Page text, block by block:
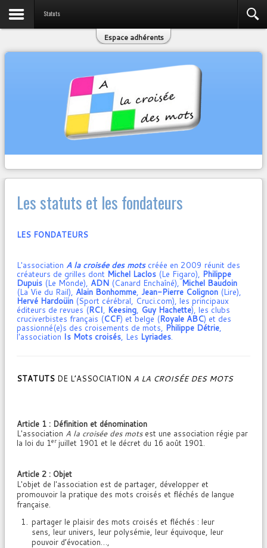
Statuts
Nous contacter
Espace adhérents
Les statuts et les fondateurs
LES FONDATEURS
L'association A la croisée des motscréée en 2009 réunit des
créateurs de grilles dont Michel Laclos (Le Figaro), Philippe
Dupuis (Le Monde), ADN (Canard Enchaîné),Michel Baudoin
(La Vie du Rail), Alain Bonhomme Jean-Pierre Colignon (Lire),
Hervé Hardoüin (Sport cérébral, Cruci.com), les principaux
éditeurs de revues (RCI Keesing Guy Hachette), les clubs
cruciverbistes français (CCF) et belge (Royale ABC) et des
passionné(e)s des croisements de mots, Philippe Détrie
l'association Is Mots croisés , Les Lyriades
STATUTS DE L’ASSOCIATION A LA CROISÉE DES MOTS
Article 1 : Définition et dénomination
L'association A la croisée des motsest une association régie par
la loi du 1er juillet 1901 et le décret du 16 août 1901.
Article 2 : Objet
L'objet de l'association est de partager, développer et
promouvoir la pratique des mots croisés et fléchés de langue
française.
partager le plaisir des mots croisés et fléchés : leur
sens, leur univers, leur polysémie, leur équivoque, leur
pouvoir d’évocation…,